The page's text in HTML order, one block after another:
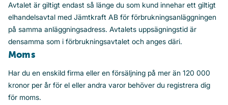
Avtalet är giltigt endast så länge du som kund innehar ett giltigt
elhandelsavtal med Jämtkraft AB för förbrukningsanläggningen
på samma anläggningsadress. Avtalets uppsägningstid är
densamma som i förbrukningsavtalet och anges däri.
Moms
Har du en enskild firma eller en försäljning på mer än 120 000
kronor per år för el eller andra varor behöver du registrera dig
för moms.